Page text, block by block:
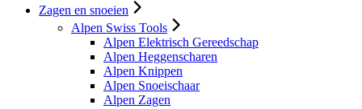
Zagen en snoeien
Alpen Swiss Tools
Alpen Elektrisch Gereedschap
Alpen Heggenscharen
Alpen Knippen
Alpen Snoeischaar
Alpen Zagen